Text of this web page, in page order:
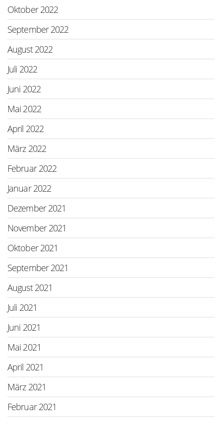
Oktober 2022
September 2022
August 2022
Juli 2022
Juni 2022
Mai 2022
April 2022
März 2022
Februar 2022
Januar 2022
Dezember 2021
November 2021
Oktober 2021
September 2021
August 2021
Juli 2021
Juni 2021
Mai 2021
April 2021
März 2021
Februar 2021